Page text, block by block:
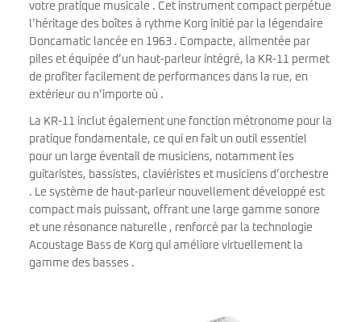
votre pratique musicale . Cet instrument compact perpétue
l’héritage des boîtes à rythme Korg initié par la légendaire
Doncamatic lancée en 1963 . Compacte, alimentée par
piles et équipée d’un haut-parleur intégré, la KR-11 permet
de profiter facilement de performances dans la rue, en
extérieur ou n’importe où .
La KR-11 inclut également une fonction métronome pour la
pratique fondamentale, ce qui en fait un outil essentiel
pour un large éventail de musiciens, notamment les
guitaristes, bassistes, claviéristes et musiciens d’orchestre
. Le système de haut-parleur nouvellement développé est
compact mais puissant, offrant une large gamme sonore
et une résonance naturelle , renforcé par la technologie
Acoustage Bass de Korg qui améliore virtuellement la
gamme des basses .